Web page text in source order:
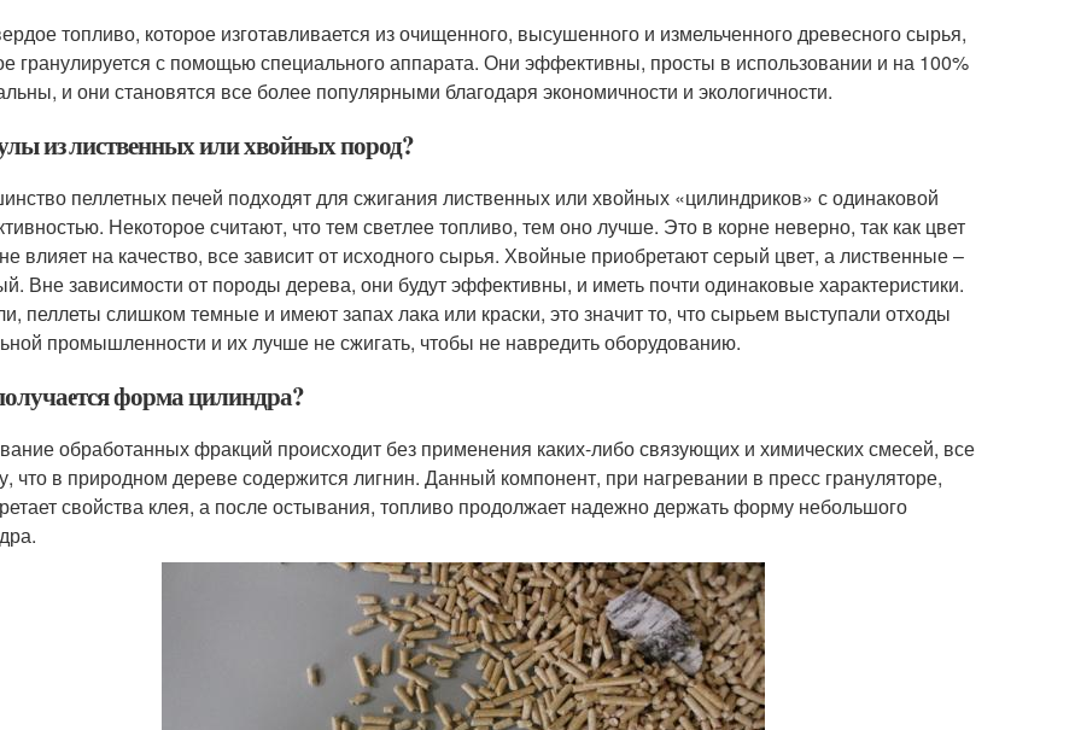
топливо, которое изготавливается из очищенного, высушенного и измельченного древесного сырья,
гранулируется с помощью специального аппарата. Они эффективны, просты в использовании и на 100%
и они становятся все более популярными благодаря экономичности и экологичности.
из лиственных или хвойных пород?
пеллетных печей подходят для сжигания лиственных или хвойных «цилиндриков» с одинаковой
Некоторое считают, что тем светлее топливо, тем оно лучше. Это в корне неверно, так как цвет
влияет на качество, все зависит от исходного сырья. Хвойные приобретают серый цвет, а лиственные –
Вне зависимости от породы дерева, они будут эффективны, и иметь почти одинаковые характеристики.
пеллеты слишком темные и имеют запах лака или краски, это значит то, что сырьем выступали отходы
промышленности и их лучше не сжигать, чтобы не навредить оборудованию.
форма цилиндра?
обработанных фракций происходит без применения каких-либо связующих и химических смесей, все
что в природном дереве содержится лигнин. Данный компонент, при нагревании в пресс грануляторе,
свойства клея, а после остывания, топливо продолжает надежно держать форму небольшого